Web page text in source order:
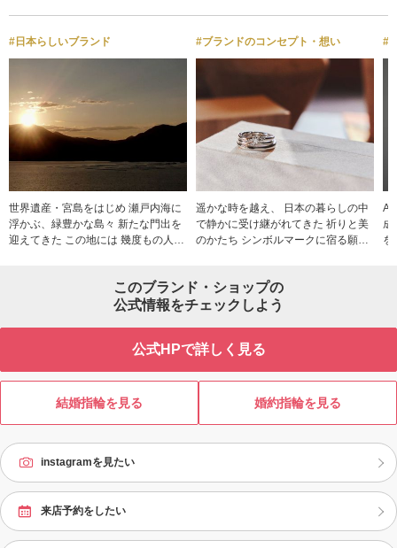
#日本らしいブランド
世界遺産・宮島をはじめ 瀬戸内海に
浮かぶ、緑豊かな島々 新たな門出を
迎えてきた この地には 幾度もの人生
場所で生まれた AMATSUの指輪。 こ
#ブランドのコンセプト・想い
遥かな時を越え、 日本の暮らしの中
で静かに受け継がれてきた 祈りと美
のかたち シンボルマークに宿る願い
ひとつひとつに込められた想いが お
ふたりの誓いとともに 静かに、そし
り合うひとときを大切に 人生の門出
仕立てしています
#
成
を
このブランド・ショップの
公式情報をチェックしよう
公式HPで詳しく見る
結婚指輪を見る 婚約指輪を見る
instagramを見たい
来店予約をしたい